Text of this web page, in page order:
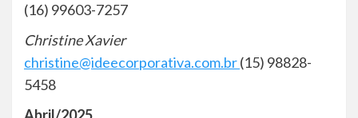
(16) 99603-7257
Christine Xavier
christine@ideecorporativa.com.br(15) 98828-
5458